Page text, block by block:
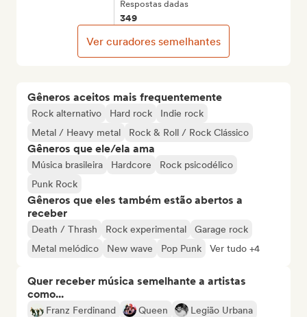
Gêneros aceitos mais frequentemente
Rock alternativo Hard rock
Indie rock
Metal / Heavy metal
Rock & Roll / Rock Clássico
Gêneros que ele/ela ama
Música brasileira Hardcore
Rock psicodélico
Punk Rock
Gêneros que eles também estão abertos a
receber
Death / Thrash Rock experimental
Garage rock
Metal melódico
New wave Pop Punk Ver tudo +4
Quer receber música semelhante a artistas
como...
Franz Ferdinand Queen
Legião Urbana
Respostas dadas
349
Ver curadores semelhantes